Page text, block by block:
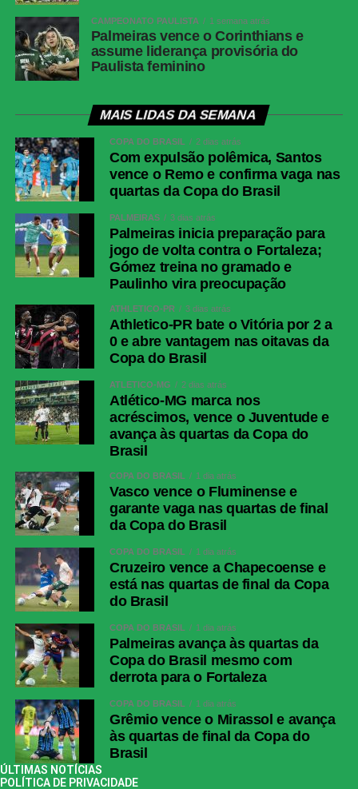
CAMPEONATO PAULISTA 1 semana atrás
Palmeiras vence o Corinthians e
assume liderança provisória do
Paulista feminino
MAIS LIDAS DA SEMANA
COPA DO BRASIL 2 dias atrás
Com expulsão polêmica, Santos
vence o Remo e confirma vaga nas
quartas da Copa do Brasil
PALMEIRAS 3 dias atrás
Palmeiras inicia preparação para
jogo de volta contra o Fortaleza;
Gómez treina no gramado e
Paulinho vira preocupação
ATHLETICO-PR 3 dias atrás
Athletico-PR bate o Vitória por 2 a
0 e abre vantagem nas oitavas da
Copa do Brasil
ATLÉTICO-MG 2 dias atrás
Atlético-MG marca nos
acréscimos, vence o Juventude e
avança às quartas da Copa do
Brasil
COPA DO BRASIL 1 dia atrás
Vasco vence o Fluminense e
garante vaga nas quartas de final
da Copa do Brasil
COPA DO BRASIL 1 dia atrás
Cruzeiro vence a Chapecoense e
está nas quartas de final da Copa
do Brasil
COPA DO BRASIL 1 dia atrás
Palmeiras avança às quartas da
Copa do Brasil mesmo com
derrota para o Fortaleza
COPA DO BRASIL 1 dia atrás
Grêmio vence o Mirassol e avança
às quartas de final da Copa do
Brasil
ÚLTIMAS NOTÍCIAS
POLÍTICA DE PRIVACIDADE